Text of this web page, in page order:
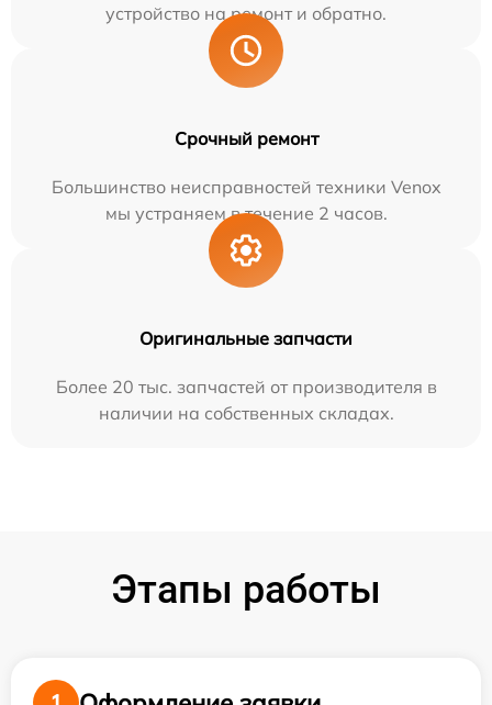
устройство на ремонт и обратно.
Срочный ремонт
Большинство неисправностей техники Venox
мы устраняем в течение 2 часов.
Оригинальные запчасти
Более 20 тыс. запчастей от производителя в
наличии на собственных складах.
Этапы работы